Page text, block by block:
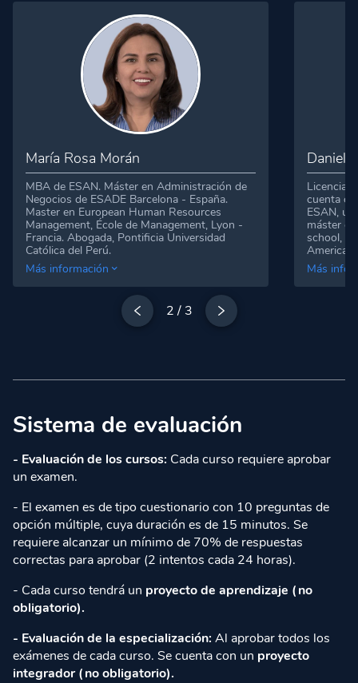
María Rosa Morán
MBA de ESAN. Máster en Administración de
Negocios de ESADE Barcelona - España.
Master en European Human Resources
Management, École de Management, Lyon -
Francia. Abogada, Pontificia Universidad
Católica del Perú.
Ha sido asesora del Ministro de Industria y del
Ministro de Comercio Exterior en diversas
oportunidades. Jefa de la Mesa de
Fortalecimiento de Capacidades Comerciales y
Miembro del Equipo Negociador Peruano en la
Negociación del Tratado de Libre Comercio
conferencista internacional en diversos países
En la actualidad, es consultora para diversas
instituciones y organismos multilaterales,
Naciones Unidas.
Más información
Daniel
cuenta
ESAN,
máster
school,
American
Es
ventas
Socio-
más de
Más
2/ 3
Sistema de evaluación
- Evaluación de los cursos: Cada curso requiere aprobar
un examen.
- El examen es de tipo cuestionario con 10 preguntas de
opción múltiple, cuya duración es de 15 minutos. Se
requiere alcanzar un mínimo de 70% de respuestas
correctas para aprobar (2 intentos cada 24 horas).
- Cada curso tendrá un proyecto de aprendizaje (no
obligatorio).
- Evaluación de la especialización: Al aprobar todos los
exámenes de cada curso. Se cuenta con un proyecto
integrador (no obligatorio).